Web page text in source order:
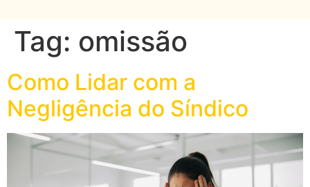
Tag: omissão
Como Lidar com a
Negligência do Síndico